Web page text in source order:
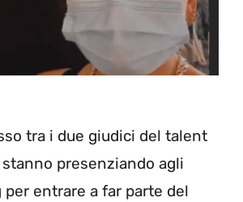
tra i due giudici del talent
presenziando agli
entrare a far parte del